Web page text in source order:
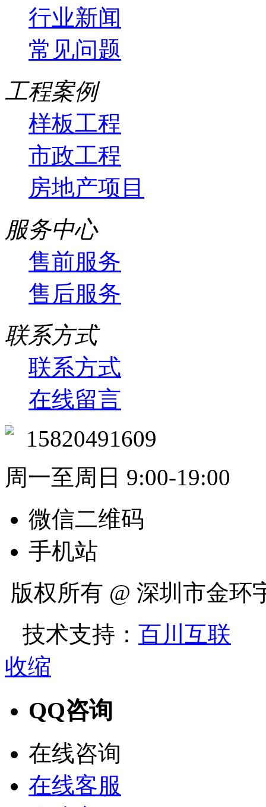
行业新闻
常见问题
工程案例
样板工程
市政工程
房地产项目
服务中心
售前服务
售后服务
联系方式
联系方式
在线留言
15820491609
周一至周日 9:00-19:00
微信二维码
手机站
版权所有 @ 深圳市金
技术支持： 百川互联
收缩
QQ咨询
在线咨询
在线客服